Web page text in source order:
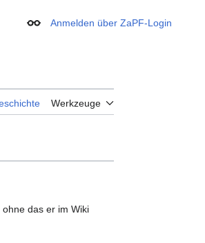
Erscheinungsbild
Anmelden über ZaPF-Login
Werkzeuge
das er im Wiki